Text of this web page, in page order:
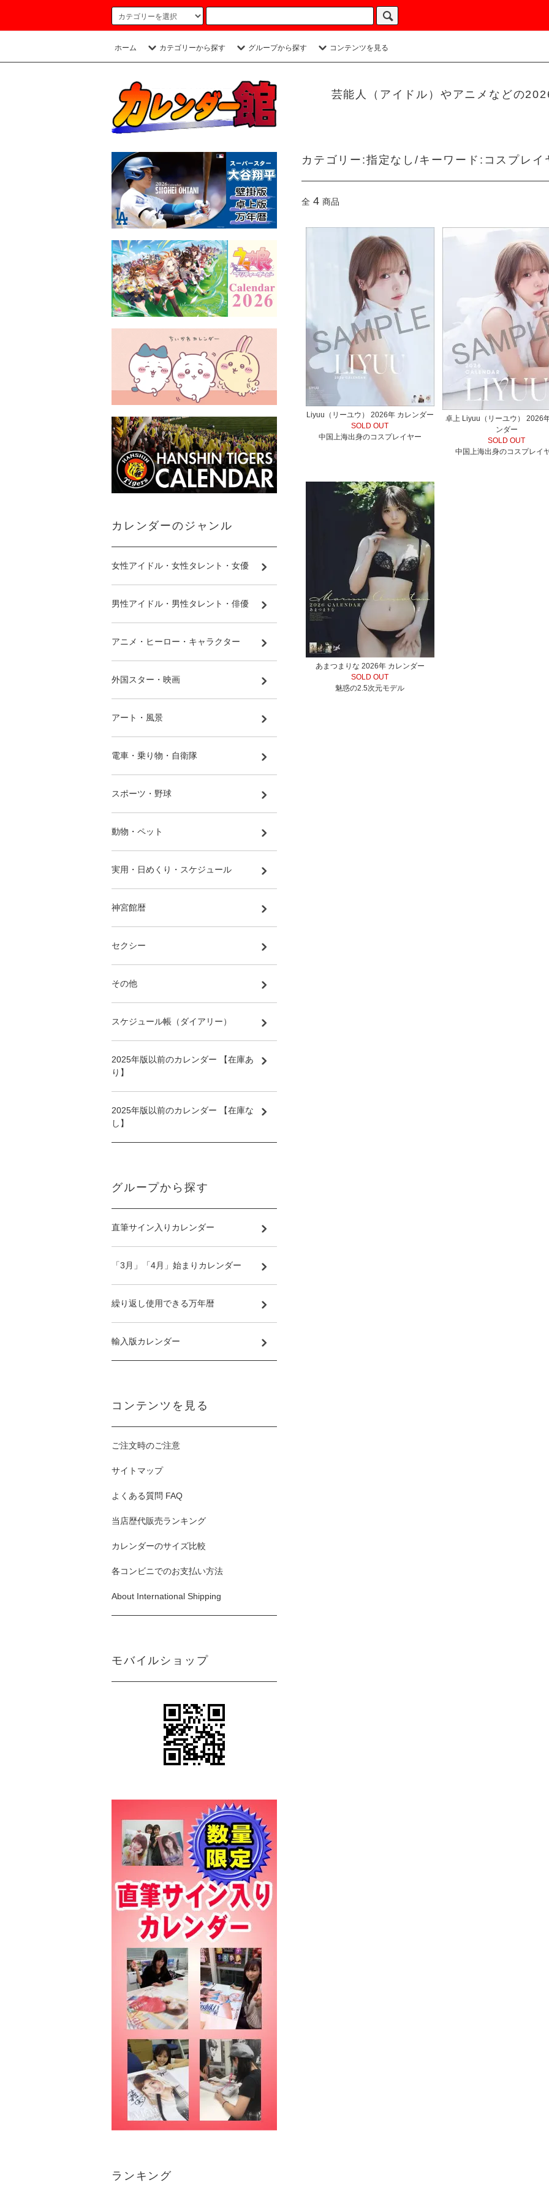
ホーム カテゴリーから探す グループから探す コンテンツを見る
芸能人（アイドル）やアニメなどの
カテゴリー:指定なし/キーワード:コスプレイ
全 4 商品
Liyuu（リーユウ） 2026年 カレンダー
SOLD OUT
中国上海出身のコスプレイヤー
卓上 Liyuu（リーユウ） 2026
ンダー
SOLD OUT
中国上海出身のコスプレイ
あまつまりな 2026年 カレンダー
SOLD OUT
魅惑の2.5次元モデル
カレンダーのジャンル
女性アイドル・女性タレント・女優
男性アイドル・男性タレント・俳優
アニメ・ヒーロー・キャラクター
外国スター・映画
アート・風景
電車・乗り物・自衛隊
スポーツ・野球
動物・ペット
実用・日めくり・スケジュール
神宮館暦
セクシー
その他
スケジュール帳（ダイアリー）
2025年版以前のカレンダー 【在庫あ
り】
2025年版以前のカレンダー 【在庫な
し】
グループから探す
直筆サイン入りカレンダー
「3月」「4月」始まりカレンダー
繰り返し使用できる万年暦
輸入版カレンダー
コンテンツを見る
ご注文時のご注意
サイトマップ
よくある質問 FAQ
当店歴代販売ランキング
カレンダーのサイズ比較
各コンビニでのお支払い方法
About International Shipping
モバイルショップ
ランキング